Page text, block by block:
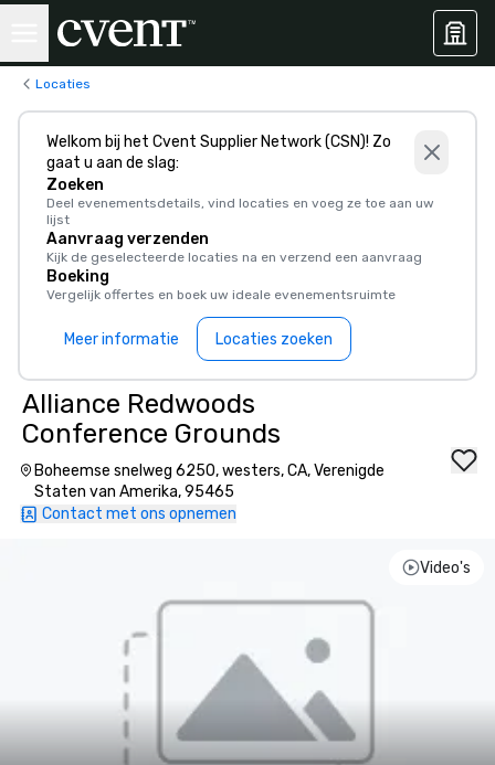
Locaties
Welkom bij het Cvent Supplier Network (CSN)! Zo
gaat u aan de slag:
Zoeken
Deel evenementsdetails, vind locaties en voeg ze toe aan uw
lijst
Aanvraag verzenden
Kijk de geselecteerde locaties na en verzend een aanvraag
Boeking
Vergelijk offertes en boek uw ideale evenementsruimte
Meer informatie Locaties zoeken
Alliance Redwoods
Conference Grounds
Boheemse snelweg 6250, westers, CA, Verenigde
Staten van Amerika, 95465
Contact met ons opnemen
Video's